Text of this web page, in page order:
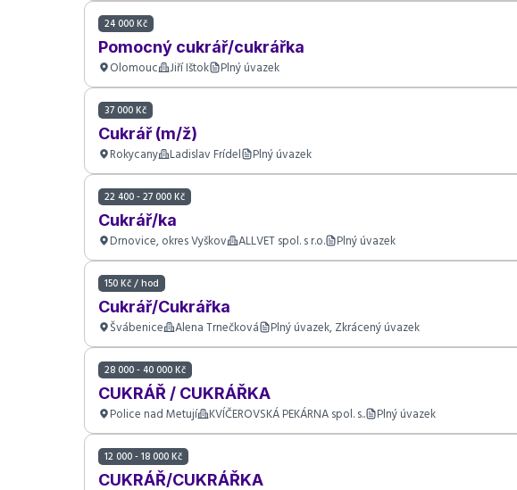
24 000 Kč
Pomocný cukrář/cukrářka
Olomouc Jiří Ištok Plný úvazek
37 000 Kč
Cukrář (m/ž)
Rokycany Ladislav Frídel Plný úvazek
22 400 - 27 000 Kč
Cukrář/ka
Drnovice, okres Vyškov ALLVET spol. s r.o. Plný úvazek
150 Kč / hod
Cukrář/Cukrářka
Švábenice Alena Trnečková Plný úvazek, Zkrácený úvazek
28 000 - 40 000 Kč
CUKRÁŘ / CUKRÁŘKA
Police nad Metují KVÍČEROVSKÁ PEKÁRNA spol. s.. Plný úvazek
12 000 - 18 000 Kč
CUKRÁŘ/CUKRÁŘKA